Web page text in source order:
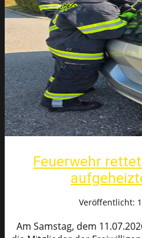
Feuerwehr
Veröffentlicht:
Am Samstag, dem